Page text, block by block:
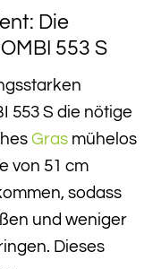
Die
553 S
553 S die nötige
Gras mühelos
von 51 cm
sodass
und weniger
Dieses